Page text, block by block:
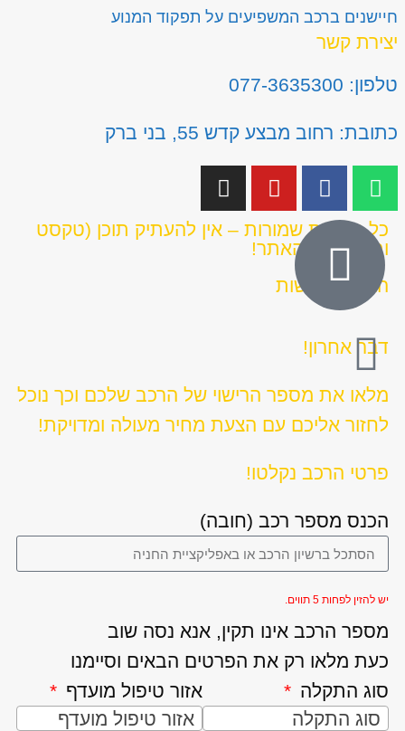
חיישנים ברכב המשפיעים על תפקוד המנוע
יצירת קשר
טלפון: 077-3635300
כתובת: רחוב מבצע קדש 55, בני ברק
כל הזכויות שמורות – אין להעתיק תוכן (טקסט
ותמונות) מהאתר!
הצהרת נגישות
דבר אחרון!
מלאו את מספר הרישוי של הרכב שלכם וכך נוכל
לחזור אליכם עם הצעת מחיר מעולה ומדויקת!
פרטי הרכב נקלטו!
הכנס מספר רכב (חובה)
יש להזין לפחות 5 תווים.
מספר הרכב אינו תקין, אנא נסה שוב
כעת מלאו רק את הפרטים הבאים וסיימנו
סוג התקלה
סוג התקלה
אזור טיפול מועדף
אזור טיפול מועדף